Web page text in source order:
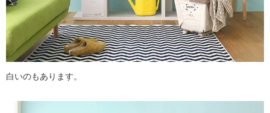
白いのもあります。